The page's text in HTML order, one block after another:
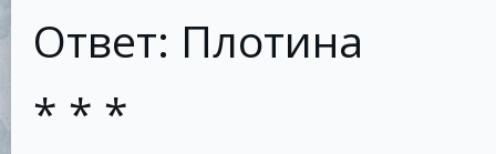
Ответ: Плотина
* * *